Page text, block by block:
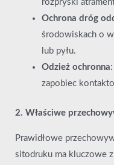
rozpryski
Ochrona dróg
środowiskach o
lub pyłu.
Odzież ochronna
zapobiec
2. Właściwe
Prawidłowe
sitodruku ma kluczowe